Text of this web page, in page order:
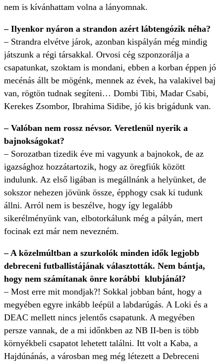
nem is kívánhattam volna a lányomnak.
– Ilyenkor nyáron a strandon azért lábtengózik néha?
– Strandra elvétve járok, azonban kispályán még mindig
játszunk a régi társakkal. Orvosi cég szponzorálja a
csapatunkat, szoktam is mondani, ebben a korban éppen jó
mecénás állt be mögénk, mennek az évek, ha valakivel baj
van, rögtön tudnak segíteni… Dombi Tibi, Madar Csabi,
Kerekes Zsombor, Ibrahima Sidibe, jó kis brigádunk van.
– Valóban nem rossz névsor. Veretlenül nyerik a
bajnokságokat?
– Sorozatban tizedik éve mi vagyunk a bajnokok, de az
igazsághoz hozzátartozik, hogy az öregfiúk között
indulunk. Az első ligában is megállnánk a helyünket, de
sokszor nehezen jövünk össze, épphogy csak ki tudunk
állni. Arról nem is beszélve, hogy így legalább
sikerélményünk van, elbotorkálunk még a pályán, mert
focinak ezt már nem nevezném.
– A közelmúltban a szurkolók minden idők legjobb
debreceni futballistájának választották. Nem bántja,
hogy nem számítanak önre korábbi klubjánál?
– Most erre mit mondjak?! Sokkal jobban bánt, hogy a
megyében egyre inkább leépül a labdarúgás. A Loki és a
DEAC mellett nincs jelentős csapatunk. A megyében
persze vannak, de a mi időnkben az NB II-ben is több
környékbeli csapatot lehetett találni. Itt volt a Kaba, a
Hajdúnánás, a városban meg még létezett a Debreceni